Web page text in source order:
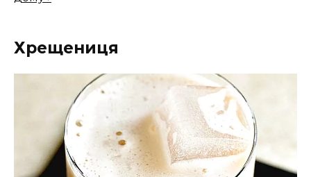
Хрещениця